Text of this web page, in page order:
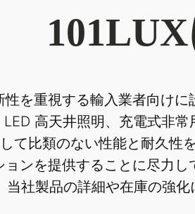
を重視する輸入業者向け
高天井照明、充電式非
て比類のない性能と耐久性
ンを提供することに尽力
当社製品の詳細や在庫の強